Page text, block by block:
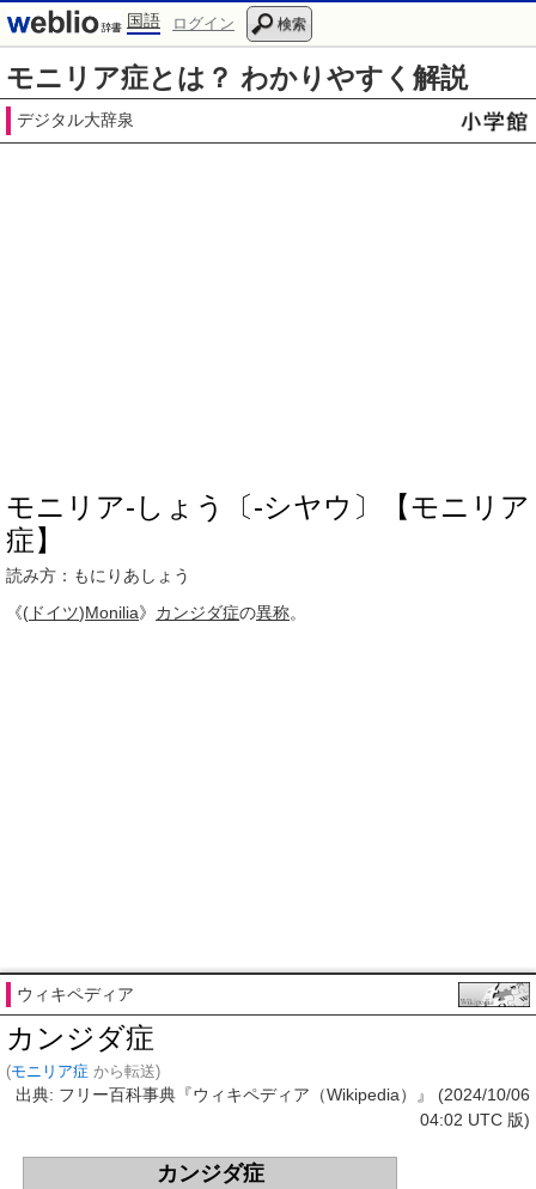
国語 ログイン 検索
モニリア症とは？ わかりやすく解説
デジタル大辞泉
モニリア‐しょう〔‐シヤウ〕【モニリア
症】
読み方：もにりあしょう
《( ドイツ)Monilia》 カンジダ症の異称。
ウィキペディア
カンジダ症
(モニリア症 から転送)
出典: フリー百科事典『ウィキペディア（Wikipedia）』 (2024/10/06
04:02 UTC 版)
カンジダ症